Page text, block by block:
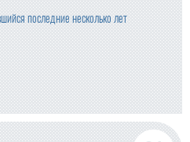
последние несколько лет